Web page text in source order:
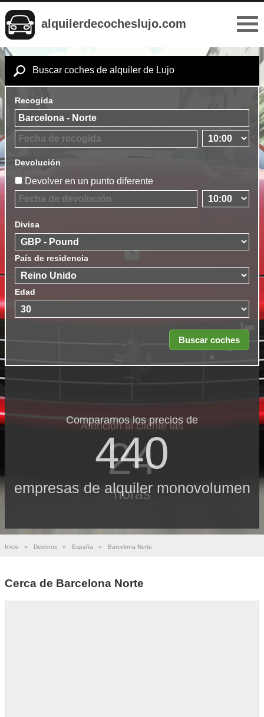
alquilerdecocheslujo.com
Buscar coches de alquiler de Lujo
Recogida
Devolución
Devolver en un punto diferente
Divisa
País de residencia
Edad
Comparamos los precios de
440
empresas de alquiler monovolumen
Atención al cliente las
24
horas
Inicio » Destinos » España » Barcelona Norte
Cerca de Barcelona Norte